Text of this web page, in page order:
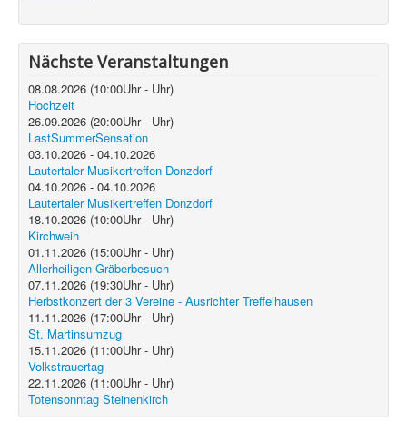
Nächste Veranstaltungen
08.08.2026 (10:00Uhr - Uhr)
Hochzeit
26.09.2026 (20:00Uhr - Uhr)
LastSummerSensation
03.10.2026 - 04.10.2026
Lautertaler Musikertreffen Donzdorf
04.10.2026 - 04.10.2026
Lautertaler Musikertreffen Donzdorf
18.10.2026 (10:00Uhr - Uhr)
Kirchweih
01.11.2026 (15:00Uhr - Uhr)
Allerheiligen Gräberbesuch
07.11.2026 (19:30Uhr - Uhr)
Herbstkonzert der 3 Vereine - Ausrichter Treffelhausen
11.11.2026 (17:00Uhr - Uhr)
St. Martinsumzug
15.11.2026 (11:00Uhr - Uhr)
Volkstrauertag
22.11.2026 (11:00Uhr - Uhr)
Totensonntag Steinenkirch